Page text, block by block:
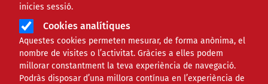
inicies sessió.
Cookies analítiques
Aquestes cookies permeten mesurar, de forma anònima, el
nombre de visites o l’activitat. Gràcies a elles podem
millorar constantment la teva experiència de navegació.
Podràs disposar d’una millora contínua en l’experiència de